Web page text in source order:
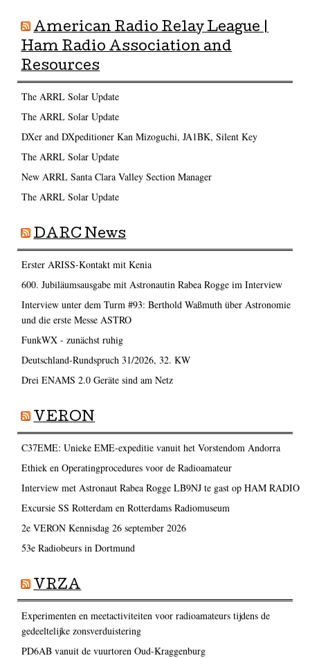
American Radio Relay League |
Ham Radio Association and
Resources
The ARRL Solar Update
The ARRL Solar Update
DXer and DXpeditioner Kan Mizoguchi, JA1BK, Silent Key
The ARRL Solar Update
New ARRL Santa Clara Valley Section Manager
The ARRL Solar Update
DARC News
Erster ARISS-Kontakt mit Kenia
600. Jubiläumsausgabe mit Astronautin Rabea Rogge im Interview
Interview unter dem Turm #93: Berthold Waßmuth über Astronomie
und die erste Messe ASTRO
FunkWX - zunächst ruhig
Deutschland-Rundspruch 31/2026, 32. KW
Drei ENAMS 2.0 Geräte sind am Netz
VERON
C37EME: Unieke EME-expeditie vanuit het Vorstendom Andorra
Ethiek en Operatingprocedures voor de Radioamateur
Interview met Astronaut Rabea Rogge LB9NJ te gast op HAM RADIO
Excursie SS Rotterdam en Rotterdams Radiomuseum
2e VERON Kennisdag 26 september 2026
53e Radiobeurs in Dortmund
VRZA
Experimenten en meetactiviteiten voor radioamateurs tijdens de
gedeeltelijke zonsverduistering
PD6AB vanuit de vuurtoren Oud-Kraggenburg